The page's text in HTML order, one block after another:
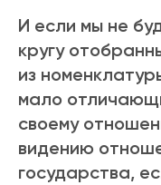
И если мы не
кругу
из
мало
своему
видению
государства,